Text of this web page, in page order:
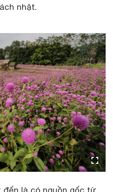
nhật.